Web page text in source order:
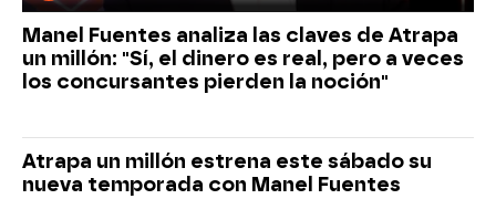
Manel Fuentes analiza las claves de Atrapa
un millón: "Sí, el dinero es real, pero a veces
los concursantes pierden la noción"
Atrapa un millón estrena este sábado su
nueva temporada con Manel Fuentes